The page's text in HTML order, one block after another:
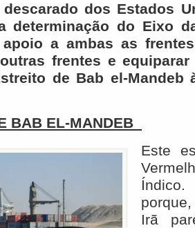
dos Estados
determinação do Eixo
a ambas as
frentes e
de Bab el-Mandeb
BAB EL-MANDEB
Este
Irã